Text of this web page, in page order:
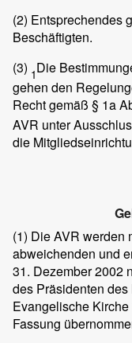
(2) Entsprechendes
Beschäftigten.
(3) 1Die
gehen den
Recht gemäß § 1a
AVR unter
die
(1) Die AVR werden
abweichenden und
31. Dezember 2002
des Präsidenten
Evangelische
Fassung